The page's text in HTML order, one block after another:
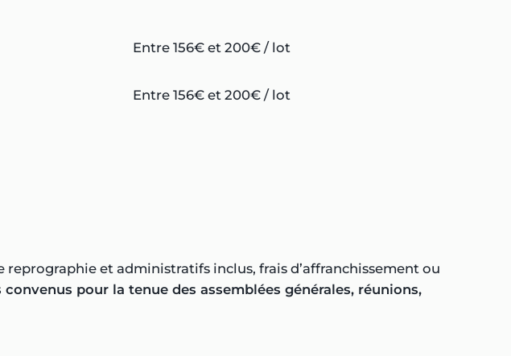
Entre 156€ et 200€ / lot
Entre 156€ et 200€ / lot
et administratifs inclus, frais d’affranchissement ou
pour la tenue des assemblées générales, réunions,